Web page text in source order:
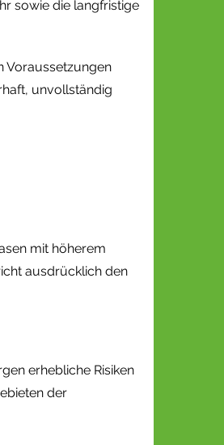
sowie die langfristige
Voraussetzungen
unvollständig
mit höherem
ausdrücklich den
erhebliche Risiken
der